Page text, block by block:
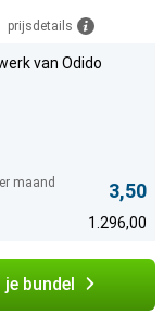
prijsdetails
van Odido
maand
3,50
1.296,00
je bundel